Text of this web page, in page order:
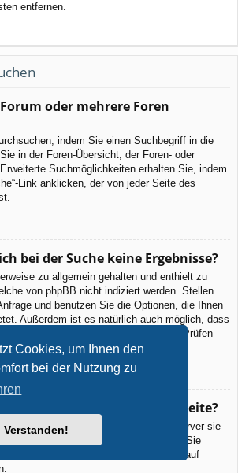
Cookies, um Ihnen den
bei der Nutzung zu
Verstanden!
entfernen.
oder mehrere Foren
indem Sie einen Suchbegriff in die
in der Foren-Übersicht, der Foren- oder
Suchmöglichkeiten erhalten Sie, indem
Link anklicken, der von jeder Seite des
bei der Suche keine Ergebnisse?
zu allgemein gehalten und enthielt zu
von phpBB nicht indiziert werden. Stellen
und benutzen Sie die Optionen, die Ihnen
Außerdem ist es natürlich auch möglich, dass
nirgends im Forum verwendet wurden. Prüfen
der Begriffe!
ich bei der Suche eine leere Seite?
Ergebnisse, somit konnte der Webserver sie
Sie die erweiterte Suche und geben Sie
ein oder beschränken Sie die Suche auf